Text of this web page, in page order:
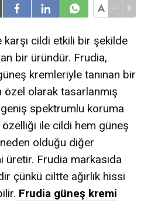
- +
cildi etkili bir şekilde
bir üründür. Frudia,
kremleriyle tanınan bir
özel olarak tasarlanmış
spektrumlu koruma
ile cildi hem güneş
neden olduğu diğer
Frudia markasıda
çünkü ciltte ağırlık hissi
Frudia güneş kremi